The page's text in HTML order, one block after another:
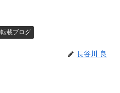
転載ブログ
長谷川 良